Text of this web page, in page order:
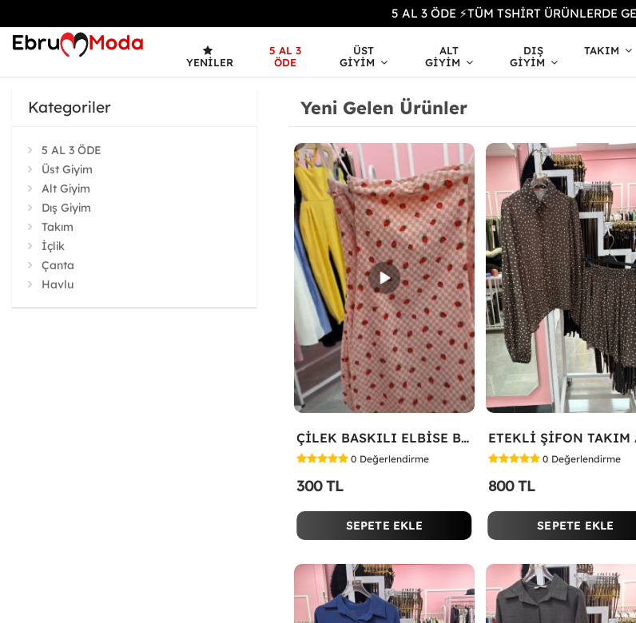
5 AL 3 ÖDE ⚡TÜM TSHİRT ÜRÜNLERDE
YENILER
5 AL 3
ÖDE
ÜST
GIYIM
ALT
GIYIM
DIŞ
GIYIM
TAKIM
Kategoriler
5 AL 3 ÖDE
Üst Giyim
Alt Giyim
Dış Giyim
Takım
İçlik
Çanta
Havlu
Yeni Gelen Ürünler
ÇİLEK BASKILI ELBİSE Bej
0 Değerlendirme
300 TL
SEPETE EKLE
0 Değerlendirme
800 TL
SEPETE EKLE